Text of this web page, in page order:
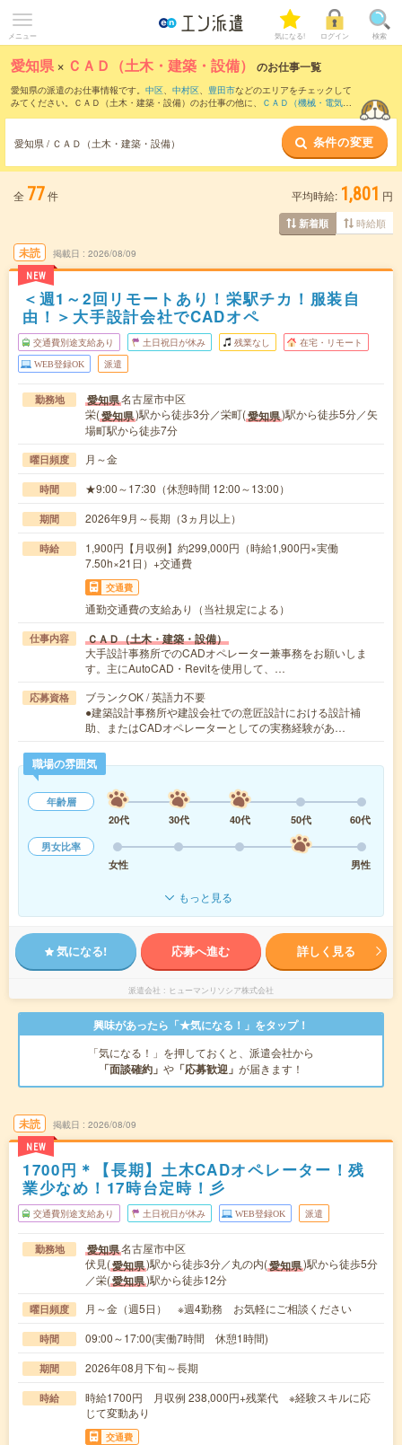
メニュー 気になる! ログイン 検索
愛知県 × ＣＡＤ（土木・建築・設備） のお仕事一覧
愛知県の派遣のお仕事情報です。 中区、 中村区、 豊田市などのエリアをチェックして
みてください。ＣＡＤ（土木・建築・設備）のお仕事の他に、
ＣＡＤ（機械・電気・
などのこだわり条件で絞り込んでいただ
けます。職種辞典： ＣＡＤ（土木・建築・設備）のお仕事とは？とは？
愛知県 / ＣＡＤ（土木・建築・設備） 条件の変更
全 77件 平均時給: 1,801 円
新着順 時給順
未読
NEW
掲載日 2026/08/09
＜週1～2回リモートあり！栄駅チカ！服装自
由！＞大手設計会社でCADオペ
交通費別途支給あり 土日祝日が休み 残業なし 在宅・リモート
WEB登録OK 派遣
勤務地 愛知県名古屋市中区
栄(愛知県)駅から徒歩3分／栄町(愛知県)駅から徒歩5分／矢
場町駅から徒歩7分
曜日頻度 月～金
時間 ★9:00～17:30（休憩時間 12:00～13:00）
期間 2026年9月～長期（3ヵ月以上）
時給
1,900円【月収例】約299,000円（時給1,900円×実働
7.50h×21日）+交通費
交通費
通勤交通費の支給あり（当社規定による）
仕事内容 ＣＡＤ（土木・建築・設備）
大手設計事務所でのCADオペレーター兼事務をお願いしま
す。主にAutoCAD・Revitを使用して、…
応募資格
ブランクOK / 英語力不要
●建築設計事務所や建設会社での意匠設計における設計補
助、またはCADオペレーターとしての実務経験があ…
職場の雰囲気
年齢層
20代
30代 40代 50代
60代
男女比率
女性
男性
もっと見る
気になる! 応募へ進む 詳しく見る
派遣会社 ヒューマンリソシア株式会社
興味があったら「★気になる！」をタップ！
「気になる！」を押しておくと、派遣会社から
「面談確約」 や 「応募歓迎」 が届きます！
未読
NEW
掲載日 2026/08/09
1700円＊【長期】土木CADオペレーター！残
業少なめ！17時台定時！彡
交通費別途支給あり 土日祝日が休み WEB登録OK 派遣
勤務地 愛知県名古屋市中区
伏見(愛知県)駅から徒歩3分／丸の内(愛知県)駅から徒歩5分
／栄(愛知県)駅から徒歩12分
曜日頻度 月～金（週5日） ※週4勤務 お気軽にご相談ください
時間 09:00～17:00(実働7時間 休憩1時間)
期間 2026年08月下旬～長期
時給
時給1700円 月収例 238,000円+残業代 ※経験スキルに応
じて変動あり
交通費